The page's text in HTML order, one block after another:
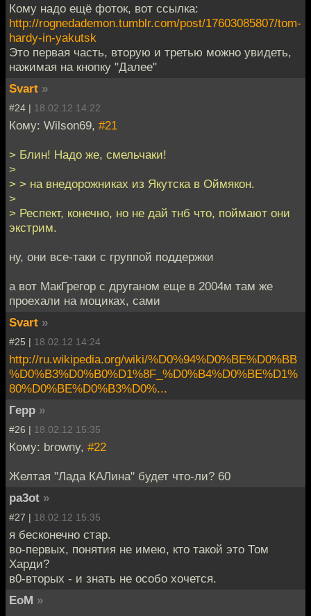
Кому надо ещё фоток, вот ссылка:
http://rognedademon.tumblr.com/post/17603085807/tom-
hardy-in-yakutsk
Это первая часть, вторую и третью можно увидеть,
нажимая на кнопку "Далее"
Svart »
#24 | 18.02.12 14:22
Кому: Wilson69, #21
> Блин! Надо же, смельчаки!
>
> > на внедорожниках из Якутска в Оймякон.
>
> Респект, конечно, но не дай тнб что, поймают они
экстрим.
ну, они все-таки с группой поддержки
а вот МакГрегор с друганом еще в 2004м там же
проехали на моциках, сами
Svart »
#25 | 18.02.12 14:24
http://ru.wikipedia.org/wiki/%D0%94%D0%BE%D0%BB
%D0%B3%D0%B0%D1%8F_%D0%B4%D0%BE%D1%
80%D0%BE%D0%B3%D0%...
Герр »
#26 | 18.02.12 15:35
Кому: browny, #22
Желтая "Лада КАЛина" будет что-ли? 60
pa3ot »
#27 | 18.02.12 15:35
я бесконечно стар.
во-первых, понятия не имею, кто такой это Том
Харди?
в0-вторых - и знать не особо хочется.
EoM »